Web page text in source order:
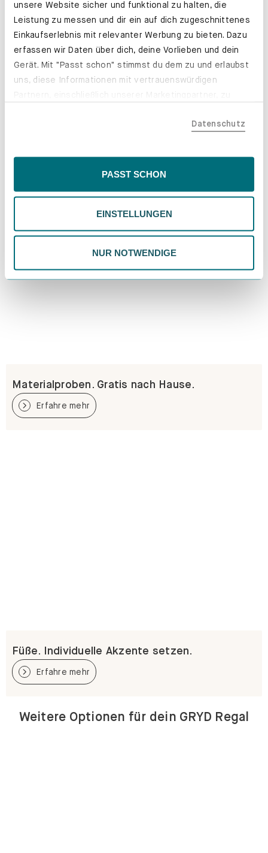
unsere Website sicher und funktional zu halten, die
Leistung zu messen und dir ein auf dich zugeschnittenes
Einkaufserlebnis mit relevanter Werbung zu bieten. Dazu
erfassen wir Daten über dich, deine Vorlieben und dein
Gerät. Mit "Passt schon" stimmst du dem zu und erlaubst
uns, diese Informationen mit vertrauenswürdigen
der EU, beispielsweise in den USA, verarbeitet werden
Inhalte eingeschränkt sein könnten. Wähle
deiner Präferenzen. Du kannst deine Wahl jederzeit
ändern. Weitere Informationen findest du in unserer
Datenschutzrichtlinie.
Datenschutz
PASST SCHON
EINSTELLUNGEN
NUR NOTWENDIGE
Materialproben. Gratis nach Hause.
Erfahre mehr
Füße. Individuelle Akzente setzen.
Erfahre mehr
Weitere Optionen für dein GRYD Regal